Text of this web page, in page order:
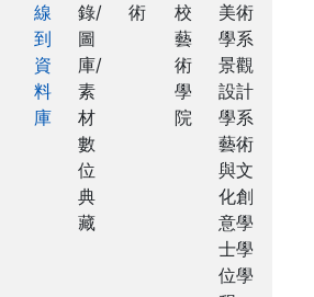
線
到
資
料
庫
錄/
圖
庫/
素
材
數
位
典
藏
術
校
藝
術
學
院
美術
學系
景觀
設計
學系
藝術
與文
化創
意學
士學
位學